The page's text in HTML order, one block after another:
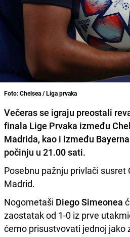
Foto: Chelsea / Liga prvaka
Večeras se igraju preostali
finala Lige Prvaka između
Madrida, kao i između
počinju u 21.00 sati.
Posebnu pažnju privlači susret
Madrid.
Nogometaši Diego Simeonea
zaostatak od 1-0 iz prve
ćemo prisustvovati jednoj jako